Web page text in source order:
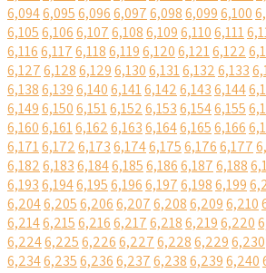
6,0946,0956,0966,0976,0986,0996,100
6,1056,1066,1076,1086,1096,1106,111
6,1166,1176,1186,1196,1206,1216,122
6,1276,1286,1296,1306,1316,1326,133
6,1386,1396,1406,1416,1426,1436,144
6,1496,1506,1516,1526,1536,1546,155
6,1606,1616,1626,1636,1646,1656,166
6,1716,1726,1736,1746,1756,1766,177
6,1826,1836,1846,1856,1866,1876,188
6,1936,1946,1956,1966,1976,1986,199
6,2046,2056,2066,2076,2086,2096,210
6,2146,2156,2166,2176,2186,2196,220
6,2246,2256,2266,2276,2286,2296,230
6,2346,2356,2366,2376,2386,2396,240